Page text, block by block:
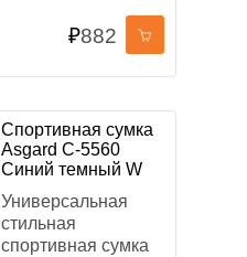
₽882
Спортивная сумка
Asgard С-5560
Синий темный W
Универсальная
стильная
спортивная сумка